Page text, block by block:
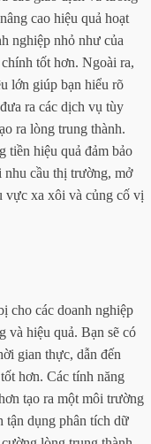
cao hiệu quả hoạt
nghiệp nhỏ như của
tốt hơn. Ngoài ra,
lớn giúp bạn hiểu rõ
ra các dịch vụ tùy
ra lòng trung thành.
tiền hiệu quả đảm bảo
nhu cầu thị trường, mở
vực xa xôi và củng cố vị
cho các doanh nghiệp
và hiệu quả. Bạn sẽ có
gian thực, dẫn đến
hơn. Các tính năng
tạo ra một môi trường
tận dụng phân tích dữ